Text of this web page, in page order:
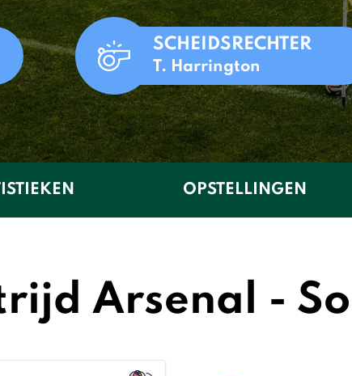
SCHEIDSRECHTER
T. Harrington
OPSTELLINGEN
Arsenal -